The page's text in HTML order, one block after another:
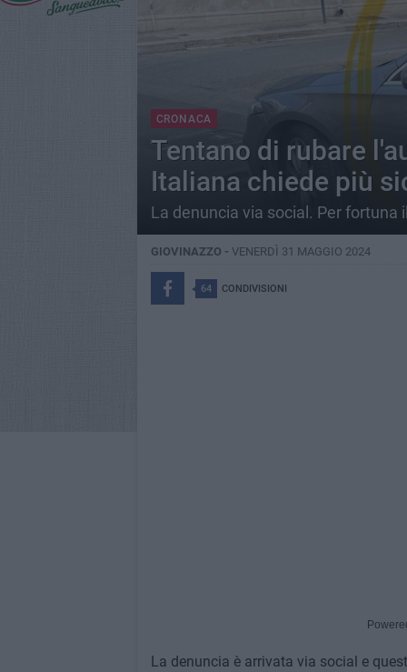
CRONACA
Tentano di rubare
Italiana chiede più
La denuncia via social. Per
GIOVINAZZO - VENERDÌ 31 MAGGIO 2024
64 CONDIVISIONI
La denuncia è arrivata via social e